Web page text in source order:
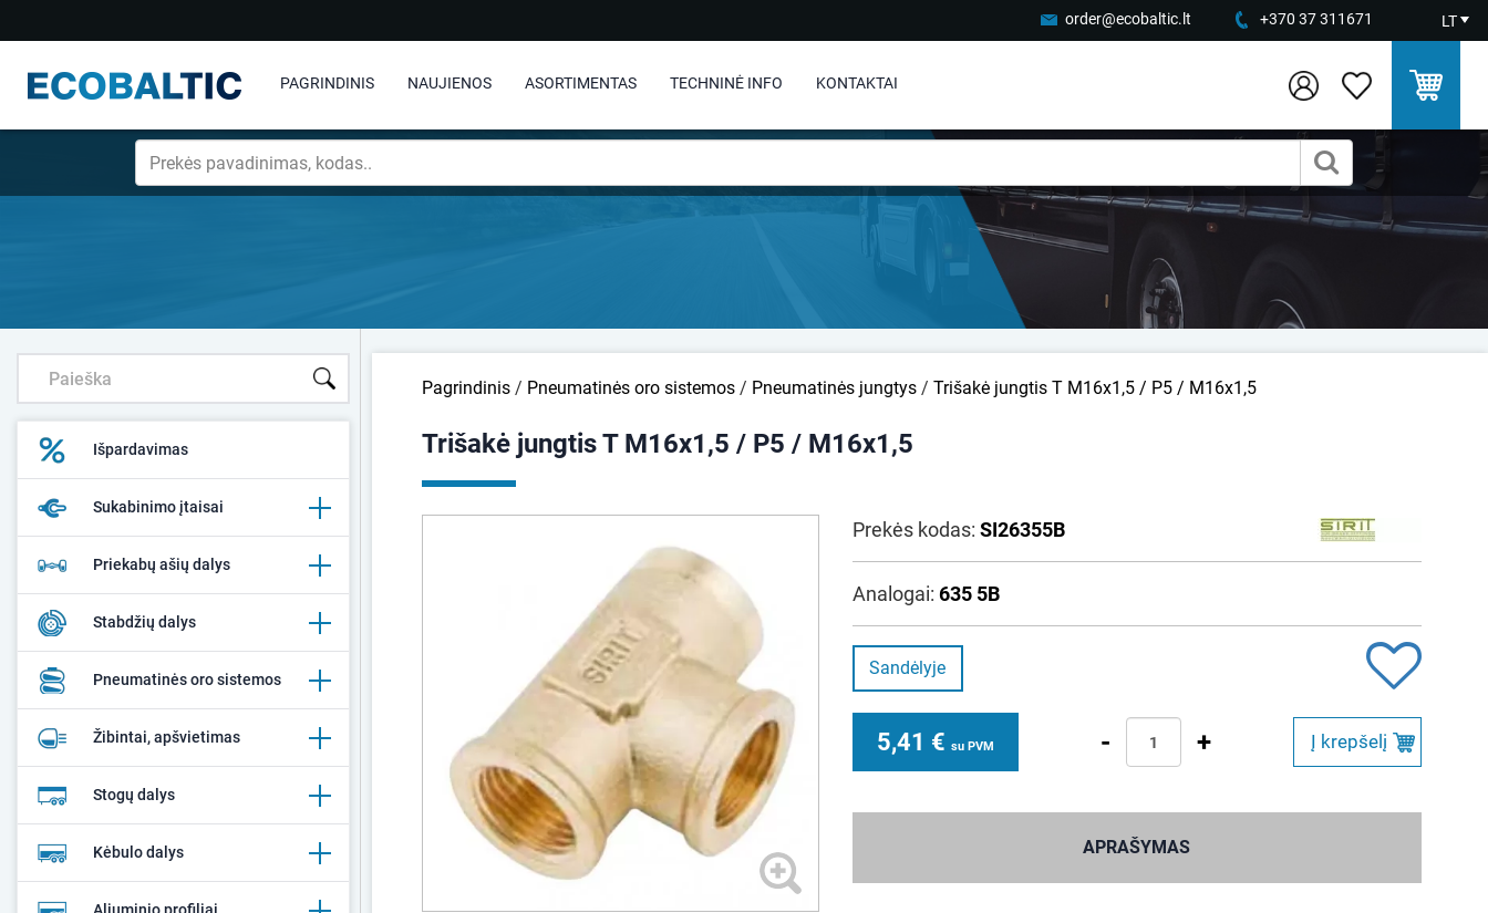
order@ecobaltic.lt +370 37 311671 LT
PAGRINDINIS NAUJIENOS ASORTIMENTAS TECHNINĖ INFO KONTAKTAI
Išpardavimas
Sukabinimo įtaisai
Priekabų ašių dalys
Stabdžių dalys
Pneumatinės oro sistemos
Žibintai, apšvietimas
Stogų dalys
Kėbulo dalys
Pagrindinis / Pneumatinės oro sistemos / Pneumatinės jungtys / Trišakė jungtis T M16x1,5 / P5 / M16x1,5
Trišakė jungtis T M16x1,5 / P5 / M16x1,5
Prekės kodas: SI26355B
Analogai: 635 5B
Sandėlyje
5,41 € su PVM - + Į krepšelį
APRAŠYMAS